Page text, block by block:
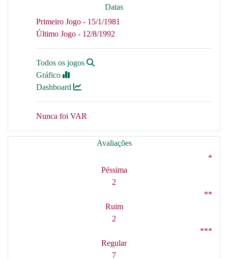
Datas
Primeiro Jogo - 15/1/1981
Último Jogo - 12/8/1992
Todos os jogos
Gráfico
Dashboard
Nunca foi VAR
Avaliações
*
Péssima
2
**
Ruim
2
***
Regular
7